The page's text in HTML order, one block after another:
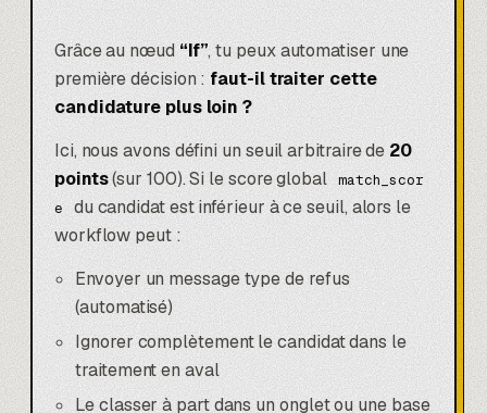
Grâce au nœud“If”, tu peux automatiser une
première décision : faut-il traiter cette
candidature plus loin ?
Ici, nous avons défini un seuil arbitraire de20
points(sur 100). Si le score global match_scor
e du candidat est inférieur à ce seuil, alors le
workflow peut :
Envoyer un message type de refus
(automatisé)
Ignorer complètement le candidat dans le
traitement en aval
Le classer à part dans un onglet ou une base